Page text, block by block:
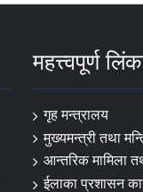
महत्त्वपूर्ण
गृह मन्त्रालय
मुख्यमन्त्री तथा
आन्तरिक मामिला
ईलाका प्रशासन